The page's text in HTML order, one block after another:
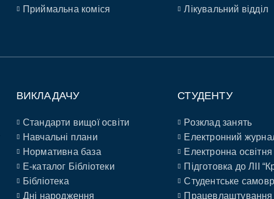
Приймальна коміся
Лікувальний відділ
ВИКЛАДАЧУ
Стандарти вищої освіти
Навчальні плани
Нормативна база
E-каталог Бібліотеки
Бібліотека
Дні народження
СТУДЕНТУ
Розклад занять
Електронний
Електронна
Підготовка до ЛІІ
Студентське
Працевлаштування